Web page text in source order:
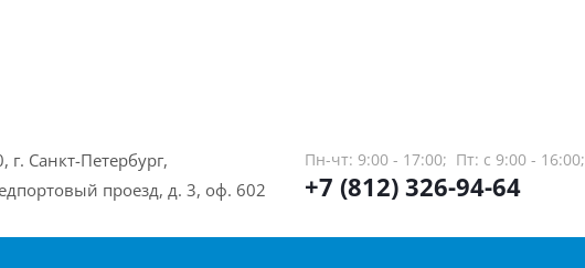
г. Санкт-Петербург,
проезд, д. 3, оф. 602
Пн-чт: 9:00 - 17:00; Пт: с 9:00 - 16:00;
+7 (812) 326-94-64